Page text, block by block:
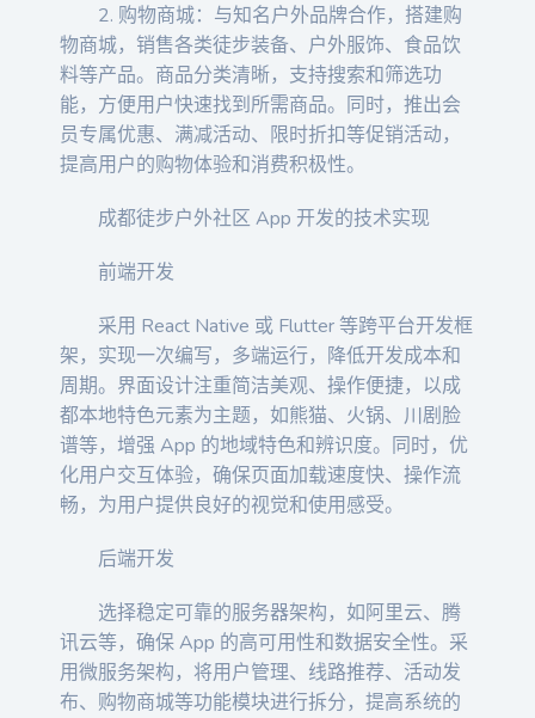
2. 购物商城：与知名户外品牌合作，搭建购
物商城，销售各类徒步装备、户外服饰、食品饮
料等产品。商品分类清晰，支持搜索和筛选功
能，方便用户快速找到所需商品。同时，推出会
员专属优惠、满减活动、限时折扣等促销活动，
提高用户的购物体验和消费积极性。
成都徒步户外社区 App 开发的技术实现
前端开发
采用 React Native 或 Flutter 等跨平台开发框
架，实现一次编写，多端运行，降低开发成本和
周期。界面设计注重简洁美观、操作便捷，以成
都本地特色元素为主题，如熊猫、火锅、川剧脸
谱等，增强 App 的地域特色和辨识度。同时，优
化用户交互体验，确保页面加载速度快、操作流
畅，为用户提供良好的视觉和使用感受。
后端开发
选择稳定可靠的服务器架构，如阿里云、腾
讯云等，确保 App 的高可用性和数据安全性。采
用微服务架构，将用户管理、线路推荐、活动发
布、购物商城等功能模块进行拆分，提高系统的